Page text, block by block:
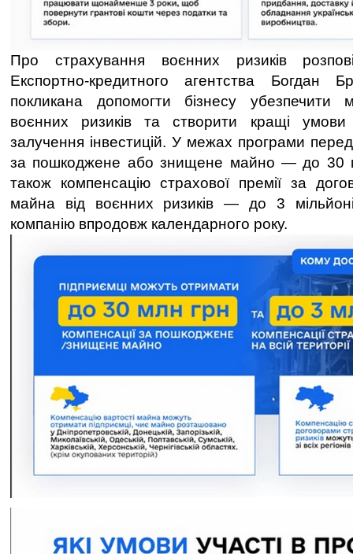
Про страхування воєнних ризиків
Експортно-кредитного агентства Богдан
покликана допомогти бізнесу убезпечити
воєнних ризиків та створити кращі
залучення інвестицій. У межах програми
за пошкоджене або знищене майно — до 30
також компенсацію страхової премії за
майна від воєнних ризиків — до 3
компанію впродовж календарного року.